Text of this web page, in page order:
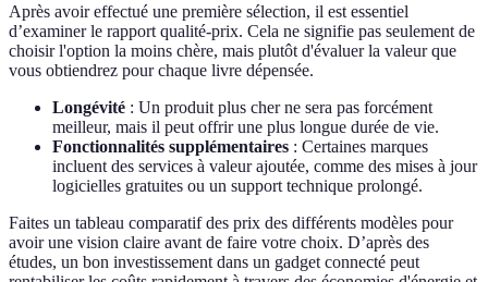
Après avoir effectué une première sélection, il est essentiel
d’examiner le rapport qualité-prix. Cela ne signifie pas seulement de
choisir l'option la moins chère, mais plutôt d'évaluer la valeur que
vous obtiendrez pour chaque livre dépensée.
Longévité : Un produit plus cher ne sera pas forcément
meilleur, mais il peut offrir une plus longue durée de vie.
Fonctionnalités supplémentaires : Certaines marques
incluent des services à valeur ajoutée, comme des mises à jour
logicielles gratuites ou un support technique prolongé.
Faites un tableau comparatif des prix des différents modèles pour
avoir une vision claire avant de faire votre choix. D’après des
études, un bon investissement dans un gadget connecté peut